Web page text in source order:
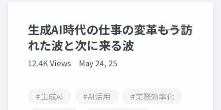
生成AI時代の仕事の変革――もう訪
れた波と次に来る波
12.4K Views May 24, 25
#生成AI #AI活用
#業務効率化